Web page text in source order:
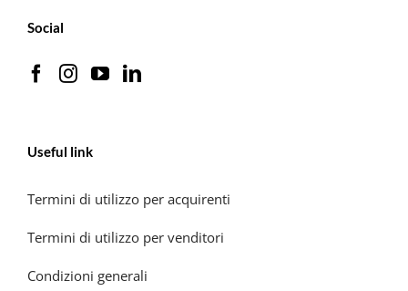
Social
Useful link
Termini di utilizzo per acquirenti
Termini di utilizzo per venditori
Condizioni generali